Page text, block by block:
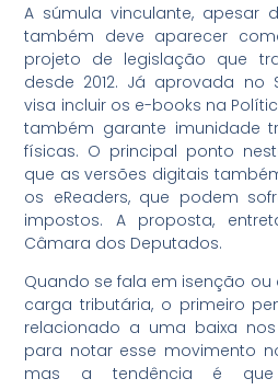
A súmula vinculante, apesar
também deve aparecer
projeto de legislação que
desde 2012. Já aprovada no
visa incluir os e-books na
também garante imunidade
físicas. O principal ponto
que as versões digitais
os eReaders, que podem
impostos. A proposta,
Câmara dos Deputados.
Quando se fala em isenção
carga tributária, o primeiro
relacionado a uma baixa
para notar esse movimento
mas a tendência é